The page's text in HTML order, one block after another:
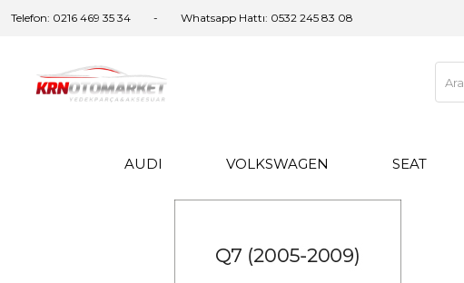
Telefon: 0216 469 35 34 Whatsapp Hattı: 0532 245 83 08
AUDI VOLKSWAGEN SEAT